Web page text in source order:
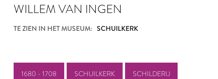
WILLEM VAN INGEN
TE ZIEN IN HET MUSEUM: SCHUILKERK
1680 - 1708 SCHUILKERK SCHILDERIJ